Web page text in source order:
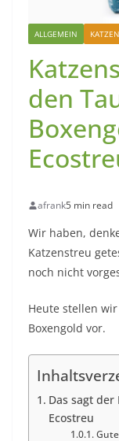
ALLGEMEIN
den
afrank5 min read
Wir haben,
Katzenstreu
noch nicht
Heute stellen
Boxengold vor.
Das sagt
Ecostreu